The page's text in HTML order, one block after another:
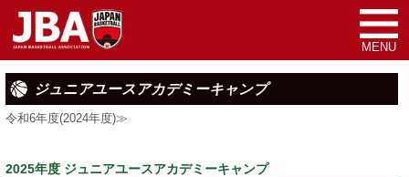
MENU
ジュニアユースアカデミーキャンプ
令和6年度(2024年度)≫
2025年度 ジュニアユースアカデミーキャンプ